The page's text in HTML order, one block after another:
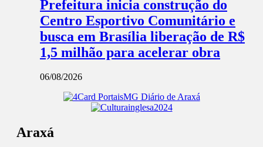
Prefeitura inicia construção do
Centro Esportivo Comunitário e
busca em Brasília liberação de R$
1,5 milhão para acelerar obra
06/08/2026
Araxá